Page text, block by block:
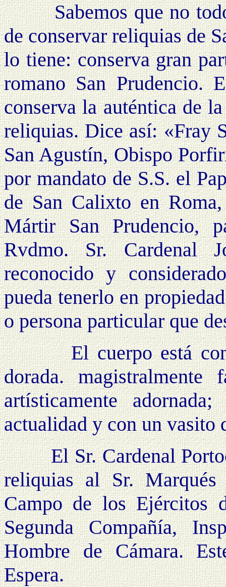
Sabemos que no
de conservar reliquias de
lo tiene: conserva gran
romano San Prudencio.
conserva la auténtica de
reliquias. Dice así: «Fray
San Agustín, Obispo
por mandato de S.S. el
de San Calixto en
Mártir San Prudencio,
Rvdmo. Sr. Cardenal
reconocido y
pueda tenerlo en
o persona particular que
El cuerpo está
dorada.
artísticamente
actualidad y con un vasito
El Sr. Cardenal
reliquias al Sr.
Campo de los Ejércitos
Segunda Compañía,
Hombre de Cámara.
Espera.